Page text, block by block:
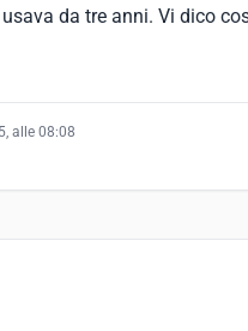
da tre anni. Vi dico
alle 08:08